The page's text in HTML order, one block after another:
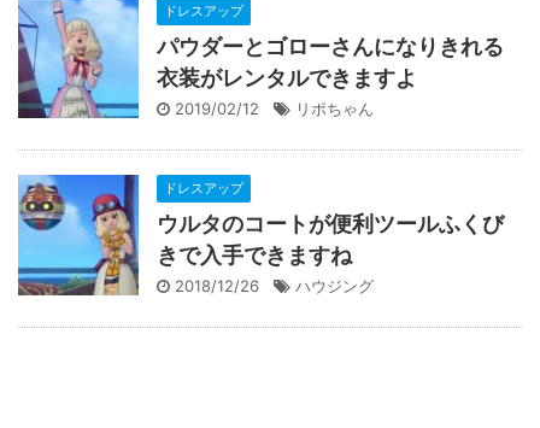
ドレスアップ
パウダーとゴローさんになりきれる
衣装がレンタルできますよ
2019/02/12 リポちゃん
ドレスアップ
ウルタのコートが便利ツールふくび
きで入手できますね
2018/12/26 ハウジング